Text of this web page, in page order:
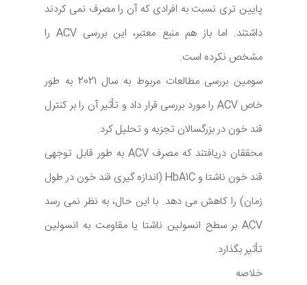
پایین تری نسبت به افرادی که آن را مصرف نمی کردند
داشتند. اما باز هم منبع معتبر، این بررسی ACV را
مشخص نکرده است.
سومین بررسی مطالعات مربوط به سال 2021 به طور
خاص ACV را مورد بررسی قرار داد و تأثیر آن را بر کنترل
قند خون در بزرگسالان تجزیه و تحلیل کرد.
محققان دریافتند که مصرف ACV به طور قابل توجهی
قند خون ناشتا و HbA1C (اندازه گیری قند خون در طول
زمان) را کاهش می دهد. با این حال، به نظر نمی رسد
ACV بر سطح انسولین ناشتا یا مقاومت به انسولین
تأثیر بگذارد.
خلاصه